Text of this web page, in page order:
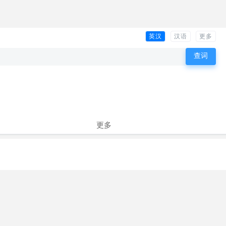
英汉 汉语 更多
更多